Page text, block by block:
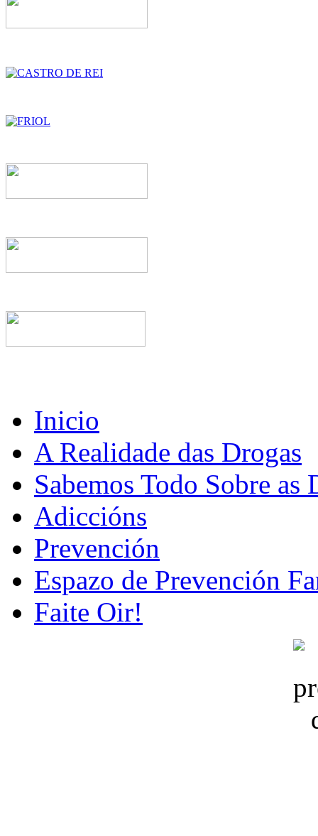
Inicio
A Realidade das Drogas
Sabemos Todo Sobre as
Adiccións
Prevención
Espazo de Prevención
Faite Oir!